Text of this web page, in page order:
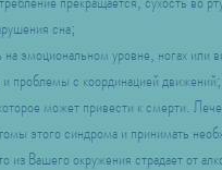
сна;
эмоциональном уровне, ногах или
проблемы с координацией движений;
может привести к смерти.
этого синдрома и принимать
Вашего окружения страдает от